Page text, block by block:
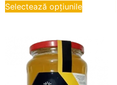
Selectează opțiunile